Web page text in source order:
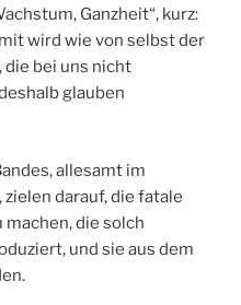
Ganzheit“, kurz:
wird wie von selbst der
die bei uns nicht
glauben
allesamt im
darauf, die fatale
die solch
und sie aus dem